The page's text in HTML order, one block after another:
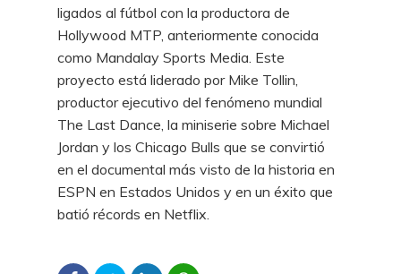
ligados al fútbol con la productora de
Hollywood MTP, anteriormente conocida
como Mandalay Sports Media. Este
proyecto está liderado por Mike Tollin,
productor ejecutivo del fenómeno mundial
The Last Dance, la miniserie sobre Michael
Jordan y los Chicago Bulls que se convirtió
en el documental más visto de la historia en
ESPN en Estados Unidos y en un éxito que
batió récords en Netflix.